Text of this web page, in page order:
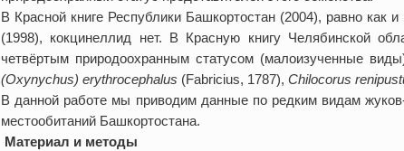
В Красной книге Республики Башкортостан (2004), равно как
(1998), кокцинеллид нет. В Красную книгу Челябинской
четвёртым природоохранным статусом (малоизученные
(Oxynychus) erythrocephalus (Fabricius, 1787), Chilocorus
В данной работе мы приводим данные по редким видам
местообитаний Башкортостана.
Материал и методы